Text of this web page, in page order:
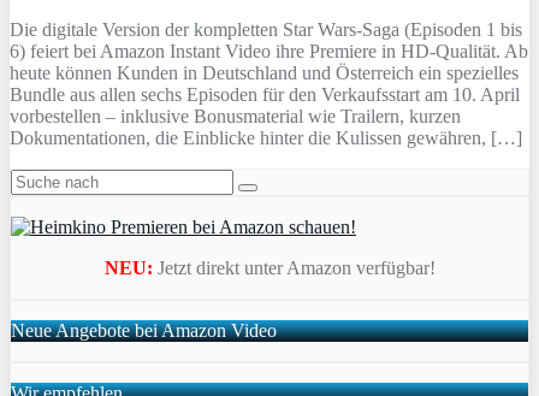
Die digitale Version der kompletten Star Wars-Saga (Episoden 1 bis
6) feiert bei Amazon Instant Video ihre Premiere in HD-Qualität. Ab
heute können Kunden in Deutschland und Österreich ein spezielles
Bundle aus allen sechs Episoden für den Verkaufsstart am 10. April
vorbestellen – inklusive Bonusmaterial wie Trailern, kurzen
Dokumentationen, die Einblicke hinter die Kulissen gewähren, […]
NEU: Jetzt direkt unter Amazon verfügbar!
Neue Angebote bei Amazon Video